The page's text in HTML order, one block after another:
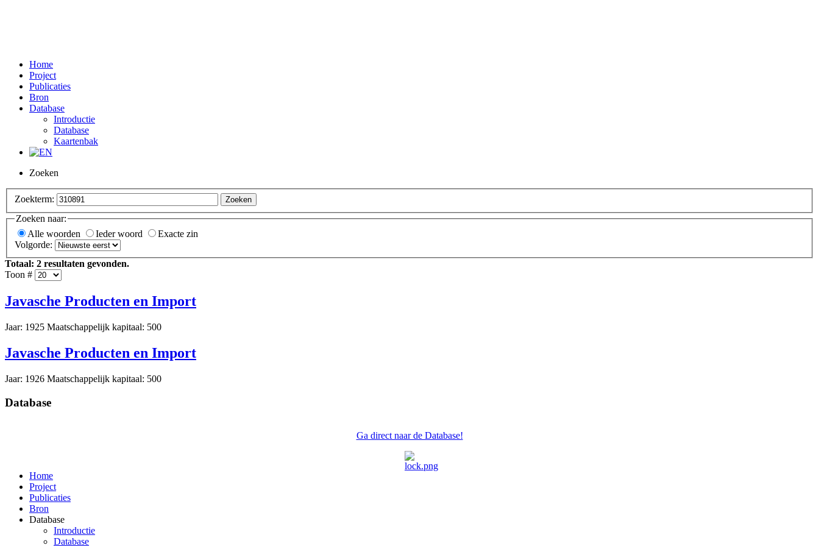
Home
Project
Publicaties
Bron
Database
Introductie
Database
Kaartenbak
Zoeken
Zoekterm: Zoeken
Zoeken naar:
Alle woorden
Ieder woord
Exacte zin
Volgorde:
Totaal: 2 resultaten gevonden.
Toon #
Javasche Producten en Import
Jaar: 1925 Maatschappelijk kapitaal: 500
Javasche Producten en Import
Jaar: 1926 Maatschappelijk kapitaal: 500
Database
Ga direct naar de Database!
Home
Project
Publicaties
Bron
Database
Introductie
Database